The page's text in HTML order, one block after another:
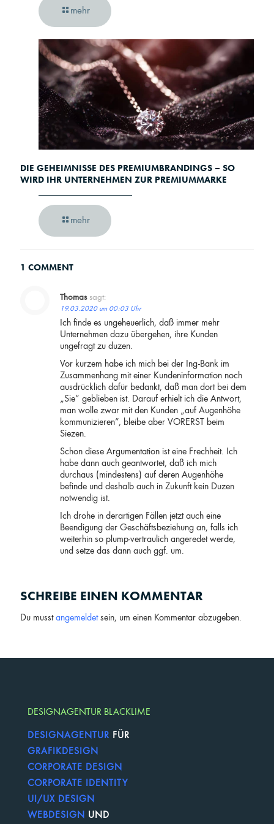
mehr
DIE GEHEIMNISSE DES PREMIUMBRANDINGS – SO
WIRD IHR UNTERNEHMEN ZUR PREMIUMMARKE
mehr
1 COMMENT
Thomas sagt:
19.03.2020 um 00:03 Uhr
Ich finde es ungeheuerlich, daß immer mehr
Unternehmen dazu übergehen, ihre Kunden
ungefragt zu duzen.
Vor kurzem habe ich mich bei der Ing-Bank im
Zusammenhang mit einer Kundeninformation noch
ausdrücklich dafür bedankt, daß man dort bei dem
„Sie“ geblieben ist. Darauf erhielt ich die Antwort,
man wolle zwar mit den Kunden „auf Augenhöhe
kommunizieren“, bleibe aber VORERST beim
Siezen.
Schon diese Argumentation ist eine Frechheit. Ich
habe dann auch geantwortet, daß ich mich
durchaus (mindestens) auf deren Augenhöhe
befinde und deshalb auch in Zukunft kein Duzen
notwendig ist.
Ich drohe in derartigen Fällen jetzt auch eine
Beendigung der Geschäftsbeziehung an, falls ich
weiterhin so plump-vertraulich angeredet werde,
und setze das dann auch ggf. um.
SCHREIBE EINEN KOMMENTAR
Du musstangemeldetsein, um einen Kommentar abzugeben.
DESIGNAGENTUR BLACKLIME
DESIGNAGENTUR FÜR
GRAFIKDESIGN
CORPORATE DESIGN
CORPORATE IDENTITY
UI/UX DESIGN
WEBDESIGN UND